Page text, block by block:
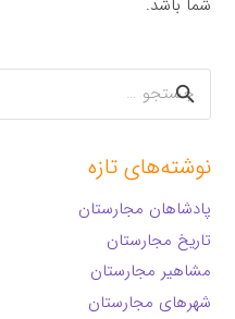
شما باشد.
جستجو
برای:
نوشته‌های تازه
پادشاهان مجارستان
تاریخ مجارستان
مشاهیر مجارستان
شهرهای مجارستان